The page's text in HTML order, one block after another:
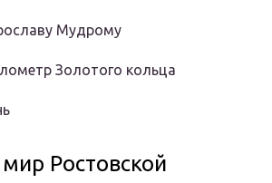
Мудрому
Золотого кольца
Ростовской